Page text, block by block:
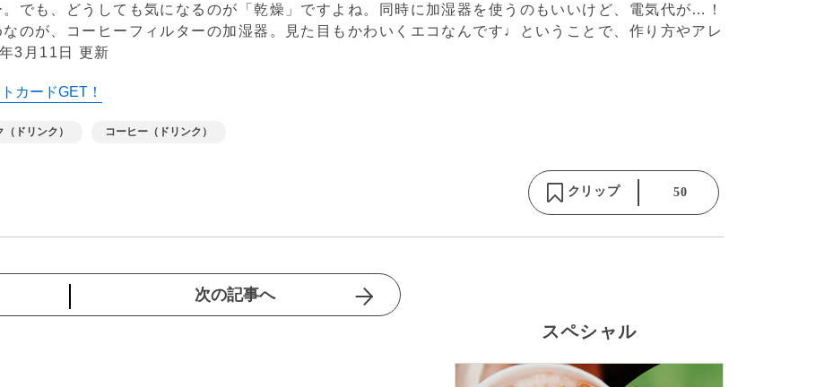
でも、どうしても気になるのが「乾燥」ですよね。同時に加湿器を使うのもいいけど、電気代が…！
のが、コーヒーフィルターの加湿器。見た目もかわいくエコなんです♩ということで、作り方やアレ
3月11日 更新
カードGET！
ドリンク） コーヒー（ドリンク）
クリップ 50
次の記事へ
スペシャル